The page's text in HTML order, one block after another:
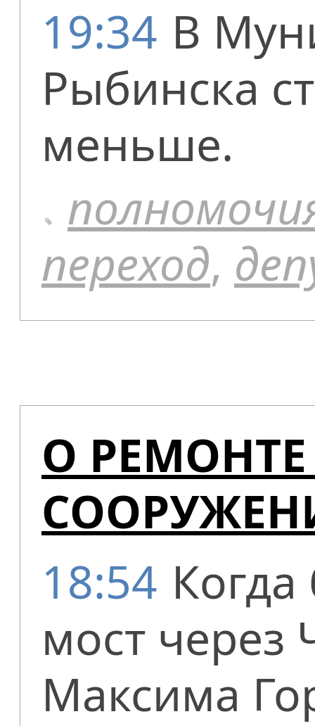
19:34 В
Рыбинска
меньше.
переход,
О
18:54
мост через
Максима